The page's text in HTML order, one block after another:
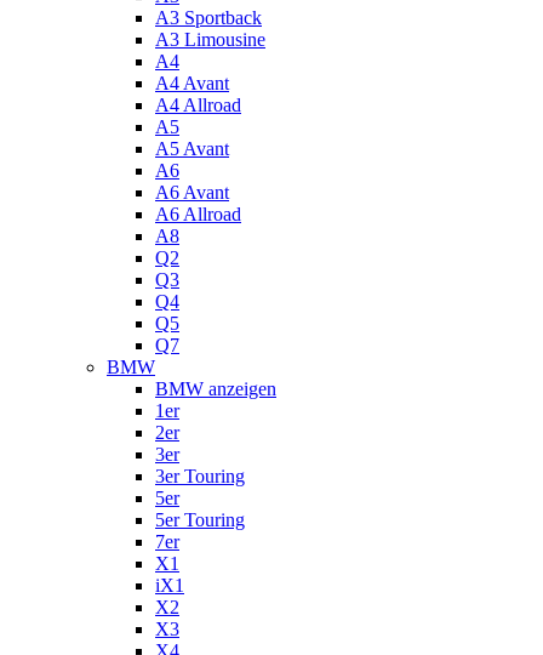
A3 Sportback
A3 Limousine
A4
A4 Avant
A4 Allroad
A5
A5 Avant
A6
A6 Avant
A6 Allroad
A8
Q2
Q3
Q4
Q5
Q7
BMW
BMW anzeigen
1er
2er
3er
3er Touring
5er
5er Touring
7er
X1
iX1
X2
X3
X4